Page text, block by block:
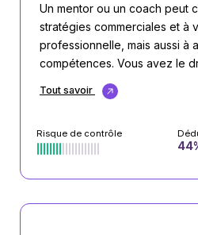
Un mentor ou un coach peut
stratégies commerciales et à
professionnelle, mais aussi à
compétences. Vous avez le
Tout savoir
Risque de contrôle
44